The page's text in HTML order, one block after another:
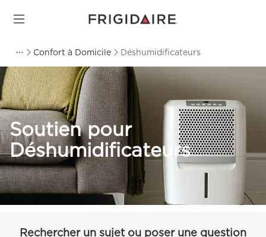
Confort à Domicile Déshumidificateurs
Soutien pour
Déshumidificateurs
Rechercher un sujet ou poser une question